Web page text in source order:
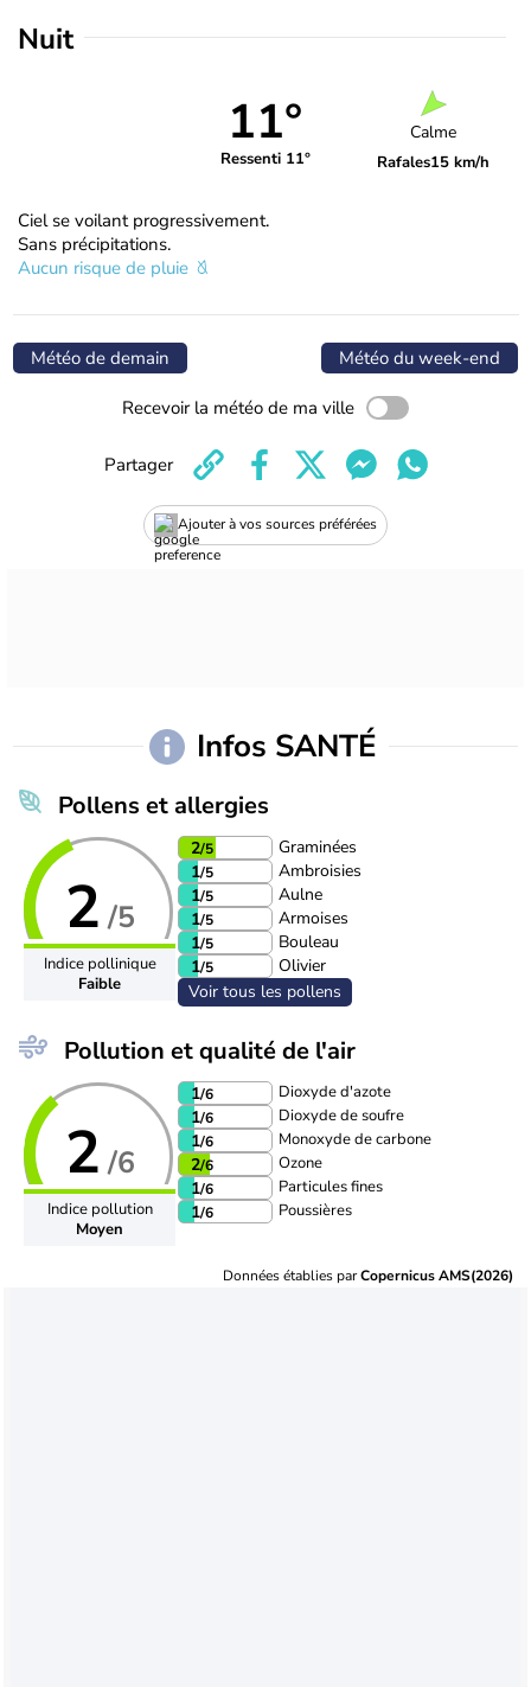
Nuit
11°
Ressenti 11°
Calme
Rafales15 km/h
Ciel se voilant progressivement.
Sans précipitations.
Aucun risque de pluie
Météo de demain Météo du week-end
Recevoir la météo de ma ville
Ajouter à vos sources préférées
Partager
Infos SANTÉ
Pollens et allergies
2 /5
Indice pollinique
Faible
2/5
Graminées
1/5
Ambroisies
1/5
Aulne
1/5
Armoises
1/5
Bouleau
1/5
Olivier
Voir tous les pollens
Pollution et qualité de l'air
2 /6
Indice pollution
Moyen
1/6 Dioxyde d'azote
1/6 Dioxyde de soufre
1/6 Monoxyde de carbone
2/6 Ozone
1/6 Particules fines
1/6 Poussières
Données établies parCopernicus AMS(2026)